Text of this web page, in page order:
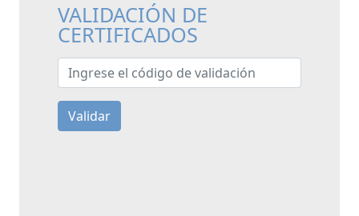
VALIDACIÓN DE
CERTIFICADOS
Ingrese el código de validación
Validar